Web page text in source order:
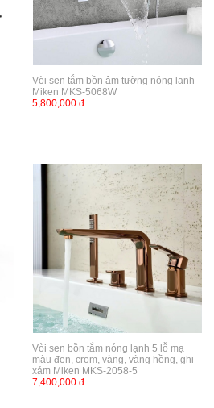
Vòi sen tắm bồn âm tường nóng lạnh
Miken MKS-5068W
5,800,000 đ
Vòi sen bồn tắm nóng lạnh 5 lỗ mạ
màu đen, crom, vàng, vàng hồng, ghi
xám Miken MKS-2058-5
7,400,000 đ